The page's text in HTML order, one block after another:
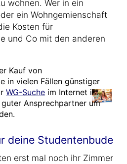
wohnen. Wer in ein
ein Wohngemienschaft
Kosten für
und Co mit den anderen
Kauf von
in vielen Fällen günstiger
WG-Suche im Internet ist
Ansprechpartner um
deine Studentenbude
erst mal noch ihr Zimmer